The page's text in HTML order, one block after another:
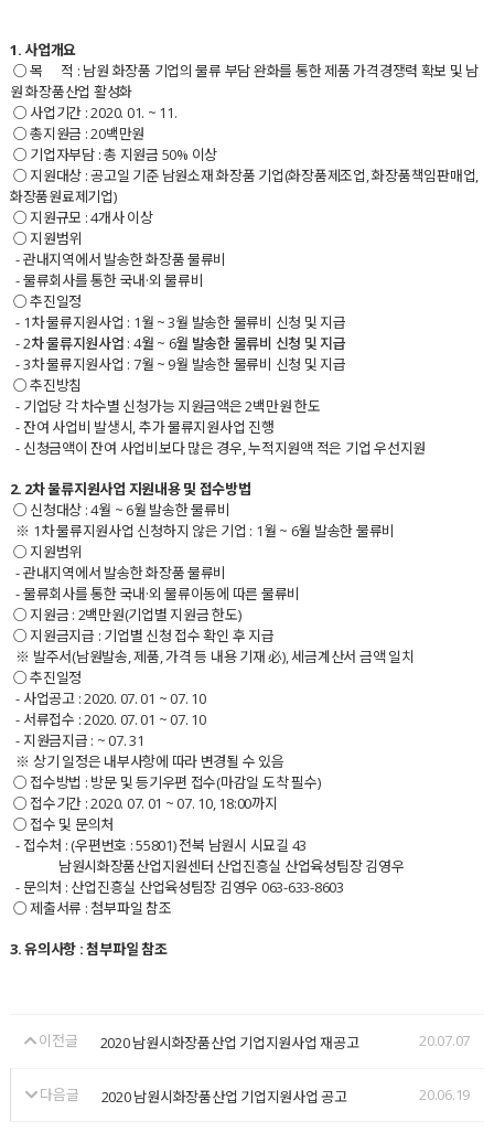
1.사업개요
○ 목 적 : 남원 화장품 기업의 물류 부담 완화를 통한 제품 가격경쟁력 확보 및 남
원 화장품산업 활성화
○ 사업기간 :2020. 01. ~ 11.
○ 총지원금 : 20백만원
○ 기업자부담: 총 지원금 50% 이상
○ 지원대상 : 공고일 기준 남원소재 화장품 기업(화장품제조업, 화장품책임판매업,
화장품원료제기업)
○ 지원규모 : 4개사 이상
○ 지원범위
- 관내지역에서 발송한 화장품 물류비
- 물류회사를 통한 국내·외 물류비
○ 추진일정
- 1차 물류지원사업 : 1월 ~ 3월 발송한 물류비 신청 및 지급
- 2차 물류지원사업 : 4월 ~ 6월 발송한 물류비 신청 및 지급
- 3차 물류지원사업 : 7월 ~ 9월 발송한 물류비 신청 및 지급
○ 추진방침
- 기업당 각 차수별 신청가능 지원금액은 2백만원 한도
- 잔여 사업비 발생시, 추가 물류지원사업 진행
- 신청금액이 잔여 사업비보다 많은 경우, 누적지원액 적은 기업 우선지원
2. 2차 물류지원사업 지원내용 및 접수방법
○ 신청대상 : 4월 ~ 6월 발송한 물류비
※ 1차 물류지원사업 신청하지 않은 기업 : 1월 ~ 6월 발송한 물류비
○ 지원범위
- 관내지역에서 발송한 화장품 물류비
- 물류회사를 통한 국내·외 물류이동에 따른 물류비​
○ 지원금 : 2백만원(기업별 지원금 한도)
○ 지원금지급 : 기업별 신청 접수 확인 후 지급
※ 발주서(남원발송, 제품, 가격 등 내용 기재 必), 세금계산서 금액 일치
○ 추진일정
- 사업공고 : 2020. 07. 01 ~ 07. 10
- 서류접수 : 2020. 07. 01 ~ 07. 10
- 지원금지급 : ~ 07. 31
※ 상기 일정은 내부사항에 따라 변경될 수 있음
○ 접수방법 : 방문 및 등기우편 접수(마감일 도착 필수)
○ 접수기간 : 2020. 07. 01 ~ 07. 10, 18:00까지
○ 접수 및 문의처
- 접수처 : (우편번호 : 55801) 전북 남원시 시묘길 43
남원시화장품산업지원센터 산업진흥실 산업육성팀장 김영우
- 문의처 : 산업진흥실 산업육성팀장 김영우 063-633-8603
○ 제출서류 : 첨부파일 참조
3. 유의사항 : 첨부파일 참조
이전글 2020 남원시화장품산업 기업지원사업 재공고 20.07.07
다음글 2020 남원시화장품산업 기업지원사업 공고 20.06.19